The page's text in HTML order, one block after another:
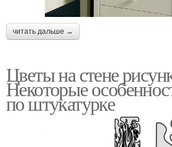
читать дальше →
Цветы на стене
Некоторые
по штукатурке